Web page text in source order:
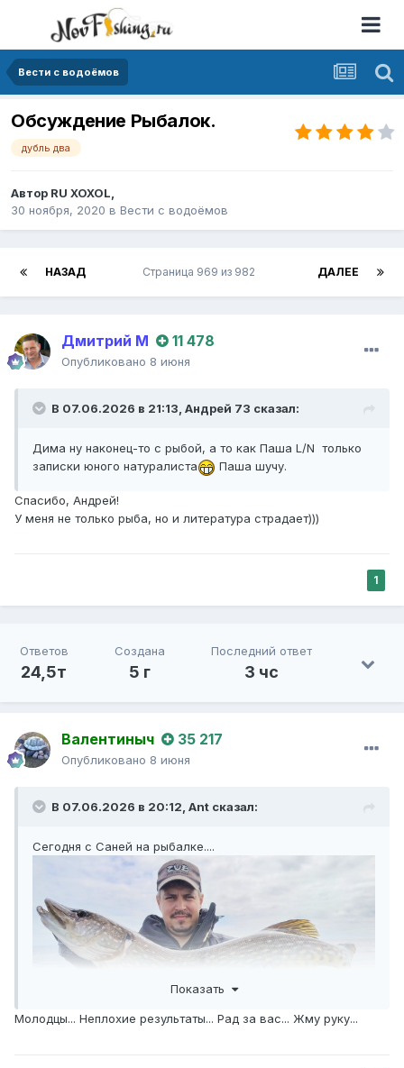
Вести с водоёмов
Обсуждение Рыбалок.
дубль два
Автор RU XOXOL,
30 ноября, 2020 в Вести с водоёмов
НАЗАД ДАЛЕЕ
Страница 969 из 982
Дмитрий М 11 478
Опубликовано 8 июня
В 07.06.2026 в 21:13, Андрей 73 сказал:
Дима ну наконец-то с рыбой, а то как Паша L/N только
записки юного натуралиста
Паша шучу.
Спасибо, Андрей!
У меня не только рыба, но и литература страдает)))
1
Ответов
24,5т
Создана
5 г
Последний ответ
3 чс
Валентиныч 35 217
Опубликовано 8 июня
В 07.06.2026 в 20:12, Ant сказал:
Сегодня с Саней на рыбалке....
Показать
Молодцы... Неплохие результаты... Рад за вас... Жму руку...